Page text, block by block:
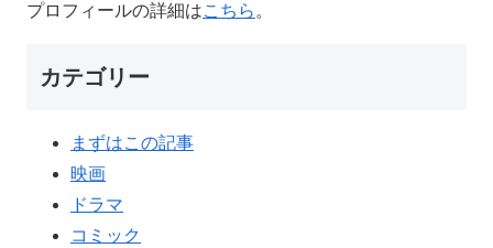
プロフィールの詳細はこちら 。
カテゴリー
まずはこの記事
映画
ドラマ
コミック